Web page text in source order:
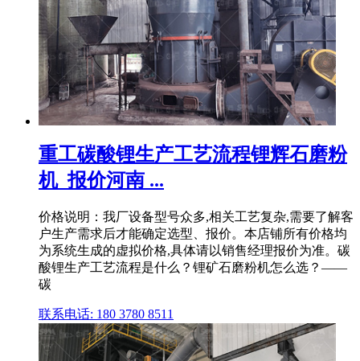
重工碳酸锂生产工艺流程锂辉石磨粉
机_报价河南 ...
价格说明：我厂设备型号众多,相关工艺复杂,需要了解客
户生产需求后才能确定选型、报价。本店铺所有价格均
为系统生成的虚拟价格,具体请以销售经理报价为准。碳
酸锂生产工艺流程是什么？锂矿石磨粉机怎么选？——
碳
联系电话: 180 3780 8511